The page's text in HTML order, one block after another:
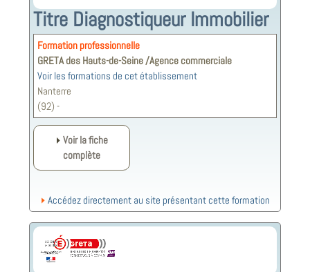
Titre Diagnostiqueur Immobilier
Formation professionnelle
GRETA des Hauts-de-Seine /Agence commerciale
Voir les formations de cet établissement
Nanterre
(92) -
Voir la fiche
complète
Accédez directement au site présentant cette formation